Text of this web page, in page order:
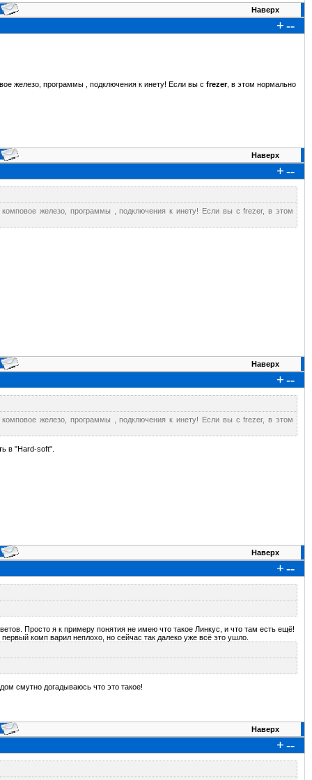
Наверх
+--
железо, программы , подключения к инету! Если вы с frezer, в этом нормально
Наверх
+--
железо, программы , подключения к инету! Если вы с frezer, в этом
Наверх
+--
железо, программы , подключения к инету! Если вы с frezer, в этом
в "Hard-soft".
Наверх
+--
Просто я к примеру понятия не имею что такое Линкус, и что там есть ещё!
комп варил неплохо, но сейчас так далеко уже всё это ушло.
смутно догадываюсь что это такое!
Наверх
+--